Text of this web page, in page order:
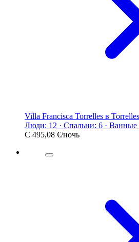
Villa Francisca Torrelles в
Люди: 12 · Спальни: 6 · Ванные
С 495,08 €/ночь